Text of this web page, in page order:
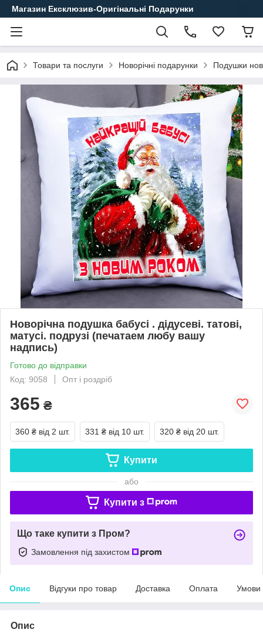
Магазин Ексклюзив-Оригінальні Подарунки
Товари та послуги Новорічні подарунки Подушки
Новорічна подушка бабусі . дідусеві. татові,
матусі. подрузі (печатаем любу вашу
надпись)
Готово до відправки
Код: 9058
Опт і роздріб
365 ₴
360 ₴ від 2 шт. 331 ₴ від 10 шт. 320 ₴ від 20 шт.
Купити
або
Купити з
Що таке купити з Пром?
Замовлення під захистом
Опис Відгуки про товар Доставка Оплата Умови
Опис